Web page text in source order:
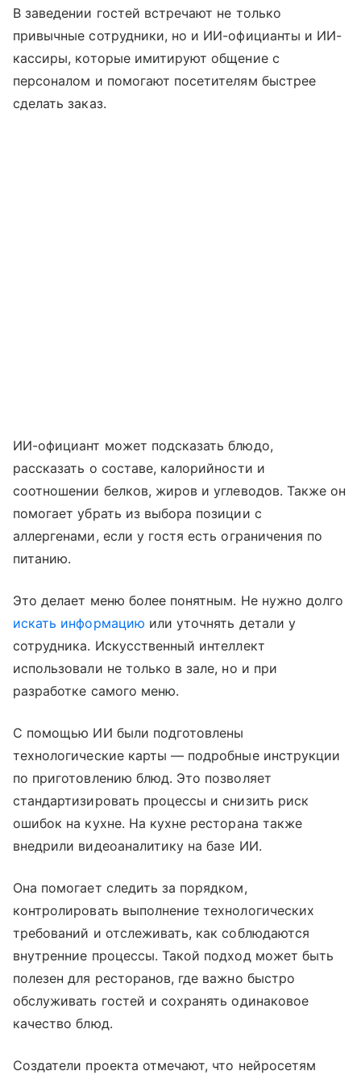
В заведении гостей встречают не только
привычные сотрудники, но и ИИ-официанты и ИИ-
кассиры, которые имитируют общение с
персоналом и помогают посетителям быстрее
сделать заказ.
ИИ-официант может подсказать блюдо,
рассказать о составе, калорийности и
соотношении белков, жиров и углеводов. Также он
помогает убрать из выбора позиции с
аллергенами, если у гостя есть ограничения по
питанию.
Это делает меню более понятным. Не нужно долго
искать информацию или уточнять детали у
сотрудника. Искусственный интеллект
использовали не только в зале, но и при
разработке самого меню.
С помощью ИИ были подготовлены
технологические карты — подробные инструкции
по приготовлению блюд. Это позволяет
стандартизировать процессы и снизить риск
ошибок на кухне. На кухне ресторана также
внедрили видеоаналитику на базе ИИ.
Она помогает следить за порядком,
контролировать выполнение технологических
требований и отслеживать, как соблюдаются
внутренние процессы. Такой подход может быть
полезен для ресторанов, где важно быстро
обслуживать гостей и сохранять одинаковое
качество блюд.
Создатели проекта отмечают, что нейросетям